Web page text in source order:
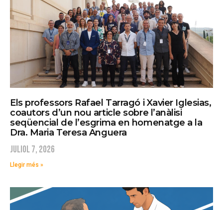
Els professors Rafael Tarragó i Xavier Iglesias,
coautors d’un nou article sobre l’anàlisi
seqüencial de l’esgrima en homenatge a la
Dra. Maria Teresa Anguera
juliol 7, 2026
Llegir més »